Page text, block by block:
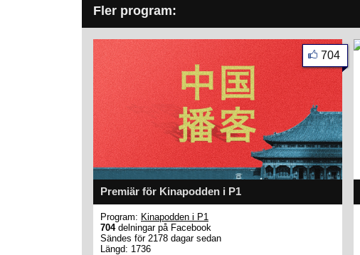
Fler program:
Premiär för Kinapodden i P1
704
Program: Kinapodden i P1
704delningar på Facebook
Sändes för 2178 dagar sedan
Längd: 1736